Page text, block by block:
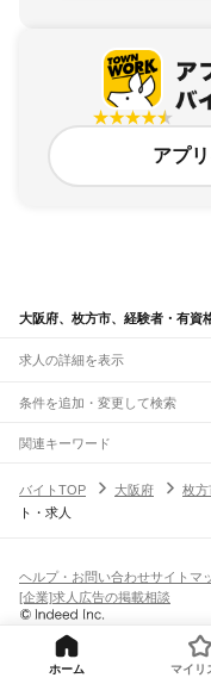
アプ
大阪府、枚方市、経験者・有資
求人の詳細を表示
条件を追加・変更して検索
市区町村を追加・変更
大阪府すべて
大阪市
平野区北区中央区
堺市すべて
堺区 中区
岸和田市 吹
八尾市
富田林市
駅を追加・変更
JR神戸線(大阪～神戸)
大阪駅 塚本駅
大和路線
河内堅上駅
柏原駅 志
職種を追加・変更
飲食・フードサービスすべて
ホールスタッフキッチンスタ
パン屋（ベーカリー）
飲食店補助（開店・閉店準備
営業・販売
営業・販売
人気
日払いOK高校生歓迎
ピアスOK
オープ
勤務期間
短期
単発・1日OK 期間
雇用形態を追加・変更
アルバイト・パート
正社員
契約社員
都道府県を変更
関連キーワード
大阪府 枚方市 未経験歓迎大
バイトTOP 大阪府 枚方
ト・求人
ヘルプ・お問い合わせサイトマ
[企業]求人広告の掲載相談
ホーム マイリ